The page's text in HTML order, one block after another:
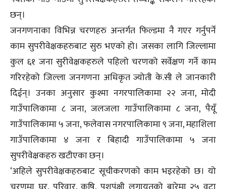
छन्।
जनगणनाका विभिन्न चरणहरु अन्तर्गत फिल्डमा नै गएर गर्नुपर्ने
काम सुपरीवेक्षकहरुबाट सुरु भएको हो। जसका लागि जिल्लामा
कुल ६१ जना सुरीवेक्षकहरुले पहिलो चरणको सर्वेक्षण गर्ने काम
गरिरहेको जिल्ला जनगणना अधिकृत ज्योती के.सी ले जानकारी
दिईन्। उनका अनुसार कुश्मा नगरपालिकामा २२ जना, मोदी
गाउँपालिकामा ८ जना, जलजला गाउँपालिकामा ८ जना, पैयूँ
गाउँपालिकामा ५ जना, फलेवास नगरपालिकामा ९ जना, महाशिला
गाउँपालिकामा ४ जना र बिहादी गाउँपालिकामा ५ जना
सुपरीवेक्षकहरु खटीएका छन्।
‘अहिले सुपरीवेक्षकहरुबाट सूचीकरणको काम भइरहेको छ। यो